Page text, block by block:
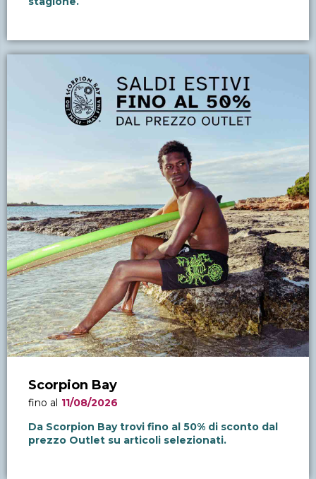
Scorpion Bay
fino al 11/08/2026
Da Scorpion Bay trovi fino al 50% di sconto dal
prezzo Outlet su articoli selezionati.